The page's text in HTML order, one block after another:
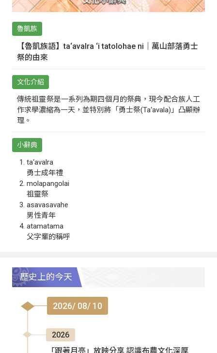
魯凱族
【魯凱族語】ta‘avalra ‘i tatolohae ni｜萬山部落勇士
祭的由來
文化介紹
傳統祖靈祭是一系列為期四個月的祭典，現今配合族人工
作求學濃縮為一天，並特別將「勇士祭(Ta‘avala)」凸顯辦
理。
小辭典
ta‘avalra
勇士成年禮
molapangolai
祖靈祭
asavasavahe
男性青年
atamatama
父字輩的稱呼
歷史上的今天
2026/ 08/ 10
2026
「跟著月亮」放映分享 認識布農文化深厚